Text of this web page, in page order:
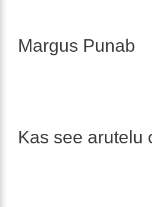
Margus Punab
Kas see arutelu